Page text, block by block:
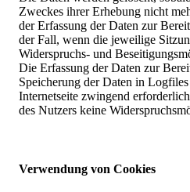
Zweckes ihrer Erhebung nicht
der Erfassung der Daten zur
der Fall, wenn die jeweilige
Widerspruchs- und
Die Erfassung der Daten zur
Speicherung der Daten in
Internetseite zwingend
des Nutzers keine
Verwendung von Cookies